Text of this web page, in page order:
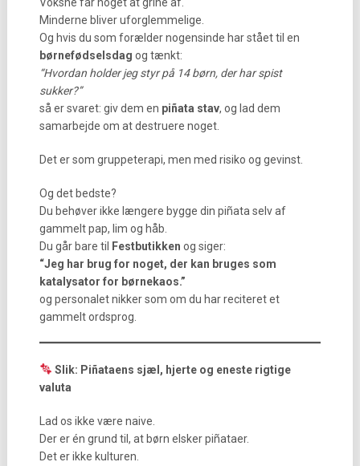
Minderne bliver uforglemmelige.
Og hvis du som forælder nogensinde har stået til en
børnefødselsdag og tænkt:
“Hvordan holder jeg styr på 14 børn, der har spist
sukker?”
så er svaret: giv dem en piñata stav, og lad dem
samarbejde om at destruere noget.
Det er som gruppeterapi, men med risiko og gevinst.
Og det bedste?
Du behøver ikke længere bygge din piñata selv af
gammelt pap, lim og håb.
Du går bare til
Festbutikken og siger:
“Jeg har brug for noget, der kan bruges som
katalysator for børnekaos.”
og personalet nikker som om du har reciteret et
gammelt ordsprog.
Slik: Piñataens sjæl, hjerte og eneste rigtige
valuta
Lad os ikke være naive.
Der er én grund til, at børn elsker piñataer.
Det er ikke kulturen.